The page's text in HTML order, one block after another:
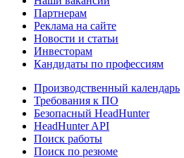
Партнерам
Реклама на сайте
Новости и статьи
Инвесторам
Кандидаты по профессиям
Производственный календарь
Требования к ПО
Безопасный HeadHunter
HeadHunter API
Поиск работы
Поиск по резюме